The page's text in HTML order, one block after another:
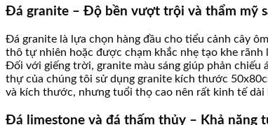
Đá granite – Độ bền vượt trội và thẩm mỹ
Đá granite là lựa chọn hàng đầu cho tiểu cảnh cây
thô tự nhiên hoặc được chạm khắc nhẹ tạo khe
Đối với giếng trời, granite màu sáng giúp phản chiếu
thự của chúng tôi sử dụng granite kích thước
và kích thước, nhưng tuổi thọ cao nên rất kinh tế dài
Đá limestone và đá thấm thủy – Khả năng